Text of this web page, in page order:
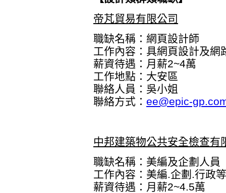
帝芃貿易有限公司
職缺名稱：網頁設計師
工作內容：具網頁設計及網
薪資待遇：月薪2~4萬
工作地點：大安區
聯絡人員：吳小姐
聯絡方式： ee@epic-
中邦建築物公共安全檢查有
職缺名稱：美編及企劃人員
工作內容：美編.企劃.行政
薪資待遇：月薪2~4.5萬